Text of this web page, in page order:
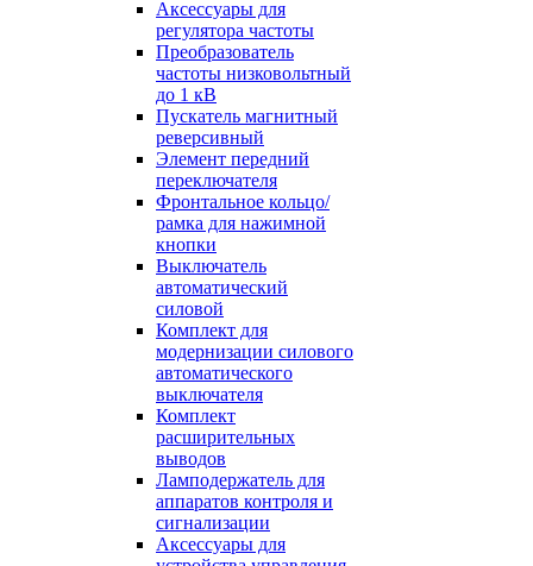
Аксессуары для
регулятора частоты
Преобразователь
частоты низковольтный
до 1 кВ
Пускатель магнитный
реверсивный
Элемент передний
переключателя
Фронтальное кольцо/
рамка для нажимной
кнопки
Выключатель
автоматический
силовой
Комплект для
модернизации силового
автоматического
выключателя
Комплект
расширительных
выводов
Ламподержатель для
аппаратов контроля и
сигнализации
Аксессуары для